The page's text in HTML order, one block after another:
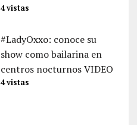
4 vistas
#LadyOxxo: conoce su
show como bailarina en
centros nocturnos VIDEO
4 vistas